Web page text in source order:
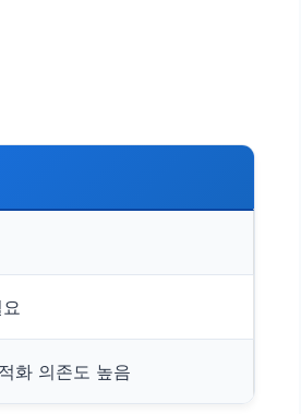
화 의존도 높음